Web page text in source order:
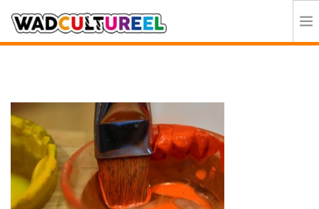
DEELNEMERS
DOE MEE
CONTACT
ORGANISATIE